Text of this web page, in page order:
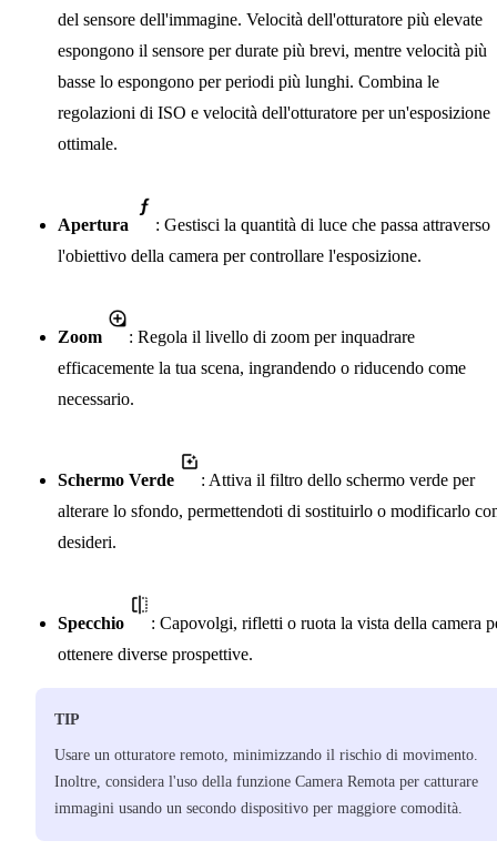
del sensore dell'immagine. Velocità dell'otturatore più elevate
espongono il sensore per durate più brevi, mentre velocità più
basse lo espongono per periodi più lunghi. Combina le
regolazioni di ISO e velocità dell'otturatore per un'esposizione
ottimale.
Apertura
: Gestisci la quantità di luce che passa attraverso
l'obiettivo della camera per controllare l'esposizione.
Zoom
: Regola il livello di zoom per inquadrare
efficacemente la tua scena, ingrandendo o riducendo come
necessario.
Schermo Verde
: Attiva il filtro dello schermo verde per
alterare lo sfondo, permettendoti di sostituirlo o modificarlo
desideri.
Specchio
: Capovolgi, rifletti o ruota la vista della camera
ottenere diverse prospettive.
TIP
Usare un otturatore remoto, minimizzando il rischio di movimento.
Inoltre, considera l'uso della funzione Camera Remota per catturare
immagini usando un secondo dispositivo per maggiore comodità.